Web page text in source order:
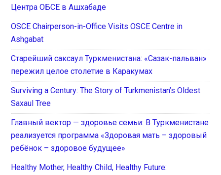
Центра ОБСЕ в Ашхабаде
OSCE Chairperson-in-Office Visits OSCE Centre in
Ashgabat
Старейший саксаул Туркменистана: «Сазак-пальван»
пережил целое столетие в Каракумах
Surviving a Century: The Story of Turkmenistan’s Oldest
Saxaul Tree
Главный вектор — здоровье семьи: В Туркменистане
реализуется программа «Здоровая мать – здоровый
ребёнок – здоровое будущее»
Healthy Mother, Healthy Child, Healthy Future: